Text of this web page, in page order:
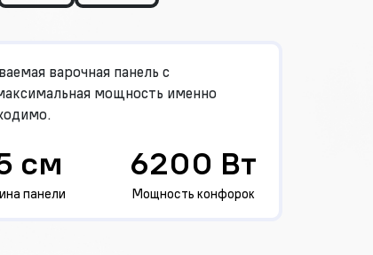
варочная панель с
мощность именно
см
панели
6200 Вт
Мощность конфорок